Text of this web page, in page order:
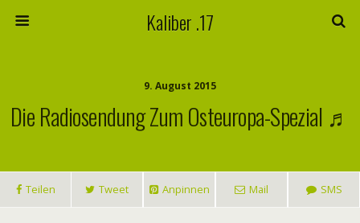
Kaliber .17
9. August 2015
Die Radiosendung Zum Osteuropa-Spezial ♬
Teilen Tweet Anpinnen Mail SMS